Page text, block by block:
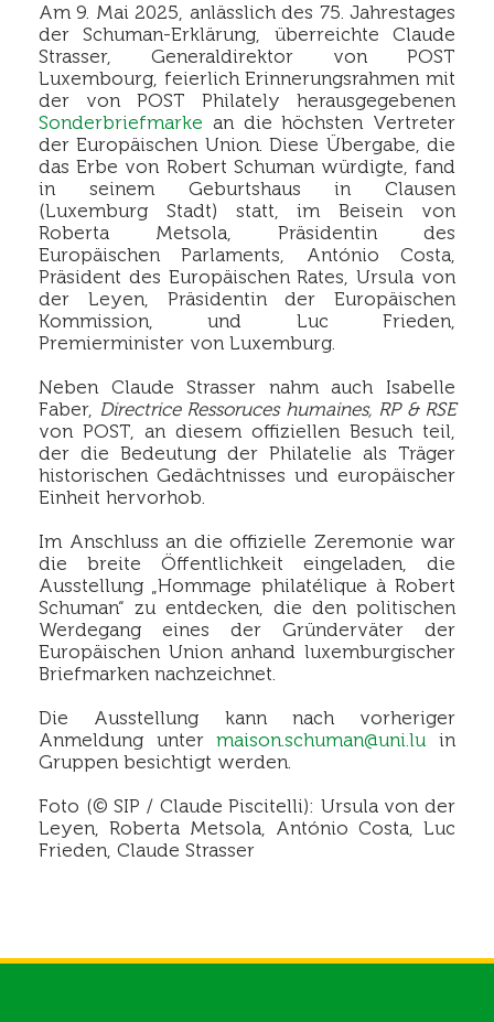
Am 9. Mai 2025, anlässlich des 75. Jahrestages
der Schuman-Erklärung, überreichte Claude
Strasser, Generaldirektor von POST
Luxembourg, feierlich Erinnerungsrahmen mit
der von POST Philately herausgegebenen
Sonderbriefmarke an die höchsten Vertreter
der Europäischen Union. Diese Übergabe, die
das Erbe von Robert Schuman würdigte, fand
in seinem Geburtshaus in Clausen
(Luxemburg Stadt) statt, im Beisein von
Roberta Metsola, Präsidentin des
Europäischen Parlaments, António Costa,
Präsident des Europäischen Rates, Ursula von
der Leyen, Präsidentin der Europäischen
Kommission, und Luc Frieden,
Premierminister von Luxemburg.
Neben Claude Strasser nahm auch Isabelle
Faber, Directrice Ressoruces humaines, RP & RSE
von POST, an diesem offiziellen Besuch teil,
der die Bedeutung der Philatelie als Träger
historischen Gedächtnisses und europäischer
Einheit hervorhob.
Im Anschluss an die offizielle Zeremonie war
die breite Öffentlichkeit eingeladen, die
Ausstellung „Hommage philatélique à Robert
Schuman“ zu entdecken, die den politischen
Werdegang eines der Gründerväter der
Europäischen Union anhand luxemburgischer
Briefmarken nachzeichnet.
Die Ausstellung kann nach vorheriger
Anmeldung untermaison.schuman@uni.lu in
Gruppen besichtigt werden.
Foto (© SIP / Claude Piscitelli): Ursula von der
Leyen, Roberta Metsola, António Costa, Luc
Frieden, Claude Strasser